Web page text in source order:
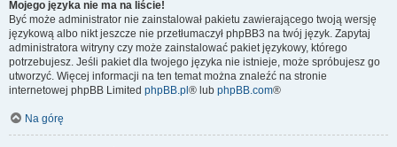
Mojego języka nie ma na liście!
Być może administrator nie zainstalował pakietu zawierającego twoją wersję
językową albo nikt jeszcze nie przetłumaczył phpBB3 na twój język. Zapytaj
administratora witryny czy może zainstalować pakiet językowy, którego
potrzebujesz. Jeśli pakiet dla twojego języka nie istnieje, może spróbujesz go
utworzyć. Więcej informacji na ten temat można znaleźć na stronie
internetowej phpBB Limited phpBB.pl ® lub phpBB.com®
Na górę